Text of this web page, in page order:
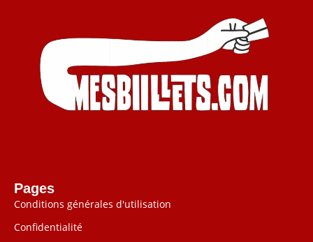
Pages
Conditions générales d'utilisation
Confidentialité